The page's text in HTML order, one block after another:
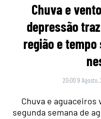
Chuva e
depressão
região e
20:00 9 Agosto,
Chuva e aguaceiros
segunda semana de